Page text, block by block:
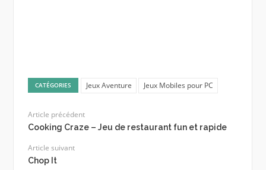
CATÉGORIES Jeux Aventure Jeux Mobiles pour PC
Article précédent
Cooking Craze – Jeu de restaurant fun et rapide
Article suivant
Chop It